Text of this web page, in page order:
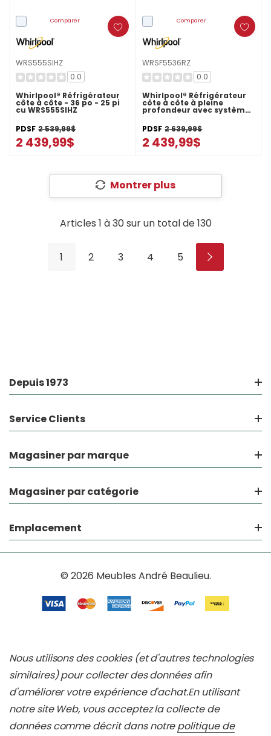
Comparer
WRS555SIHZ
0.0
Whirlpool® Réfrigérateur
côte à côte - 36 po - 25 pi
cu WRS555SIHZ
PDSF 2 539,99$
2 439,99$
Comparer
WRSF5536RZ
0.0
Whirlpool® Réfrigérateur
côte à côte à pleine
profondeur avec système
de refroidissement
TruCool™ - 36 pi cu
WRSF5536RZ
PDSF 2 639,99$
2 439,99$
Montrer plus
Articles 1 à30sur un total de130
1 2 3 4 5
Depuis 1973
Service Clients
Magasiner par marque
Magasiner par catégorie
Emplacement
© 2026 Meubles André Beaulieu.
Nous utilisons des cookies (et d'autres technologies
similaires) pour collecter des données afin
d'améliorer votre expérience d'achat.En utilisant
notre site Web, vous acceptez la collecte de
données comme décrit dans notrepolitique de